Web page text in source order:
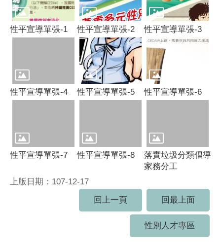
性平宣導單張-1 性平宣導單張-2 性平宣導單張-3
性平宣導單張-4 性平宣導單張-5 性平宣導單張-6
性平宣導單張-7 性平宣導單張-8
落實垃圾分類倡導
家務分工
上版日期：107-12-17
回上一頁
回最上面
性別人才專區